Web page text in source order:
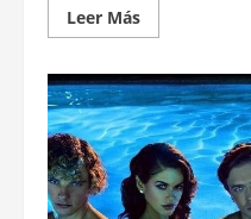
Leer MásLeer
más
Jessica
Chastain
protagoniza
“Madre
siniestra”